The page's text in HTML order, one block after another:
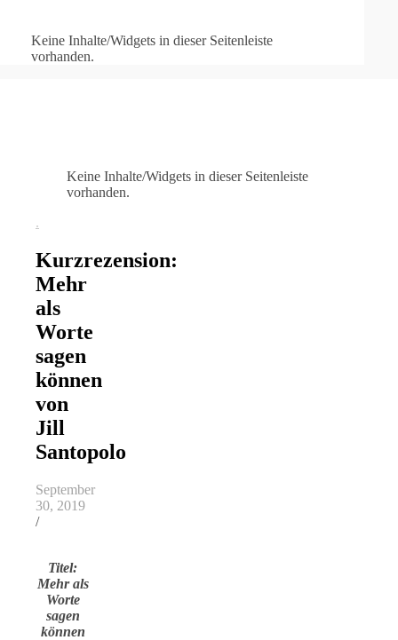
Keine Inhalte/Widgets in dieser Seitenleiste
vorhanden.
Keine Inhalte/Widgets in dieser Seitenleiste
vorhanden.
.
Kurzrezension:
Mehr
als
Worte
sagen
können
von
Jill
Santopolo
September
30, 2019
/
Titel:
Mehr als
Worte
sagen
können